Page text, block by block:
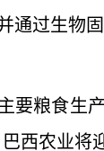
过生物
粮食生
西农业将